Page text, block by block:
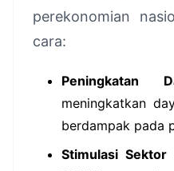
perekonomian
cara:
Peningkatan
meningkatkan
berdampak pada
Stimulasi Sektor